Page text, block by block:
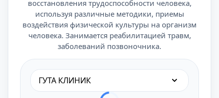
восстановления трудоспособности человека,
используя различные методики, приемы
воздействия физической культуры на организм
человека. Занимается реабилитацией травм,
заболеваний позвоночника.
ГУТА КЛИНИК